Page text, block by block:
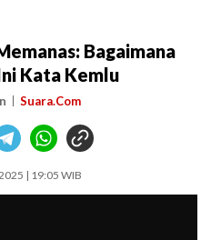
Bagaimana
Kata Kemlu
Suara.Com
| 19:05 WIB